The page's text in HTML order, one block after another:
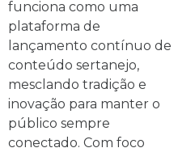
funciona como uma
plataforma de
lançamento contínuo de
conteúdo sertanejo,
mesclando tradição e
inovação para manter o
público sempre
conectado. Com foco